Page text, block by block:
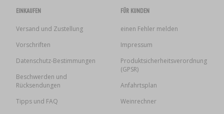
EINKAUFEN
Versand und Zustellung
Vorschriften
Datenschutz-Bestimmungen
Beschwerden und
Rücksendungen
Tipps und FAQ
FÜR KUNDEN
einen Fehler melden
Impressum
Produktsicherheitsverordnung
(GPSR)
Anfahrtsplan
Weinrechner